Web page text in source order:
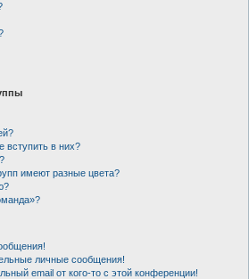
вступить в них?
имеют разные цвета?
личные сообщения!
email от кого-то с этой конференции!